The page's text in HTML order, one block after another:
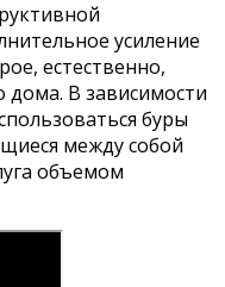
усиление
естественно,
дома. В зависимости
буры
между собой
объемом